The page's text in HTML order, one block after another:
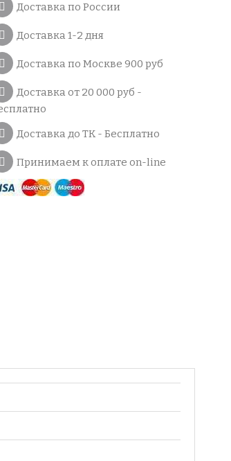
Доставка по России
Доставка 1-2 дня
Доставка по Москве 900 руб
Доставка от 20 000 руб -
Доставка до ТК - Бесплатно
Принимаем к оплате on-line